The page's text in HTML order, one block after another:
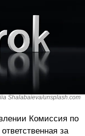
Shalabaieva/unsplash.com
Комиссия по
за